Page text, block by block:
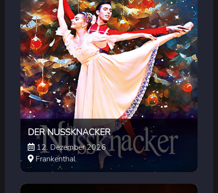
DER NUSSKNACKER
12. Dezember 2026
Frankenthal